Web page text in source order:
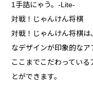
1手詰にゃう。-Lite-
対戦！じゃんけん将棋
対戦！じゃんけん将棋
なデザインが印象的なア
ここまでこだわってい
とができます。